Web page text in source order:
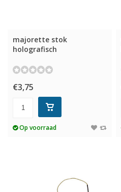
majorette stok
holografisch
€3,75
Op voorraad